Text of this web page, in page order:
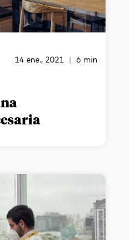
14 ene., 2021 | 6 min